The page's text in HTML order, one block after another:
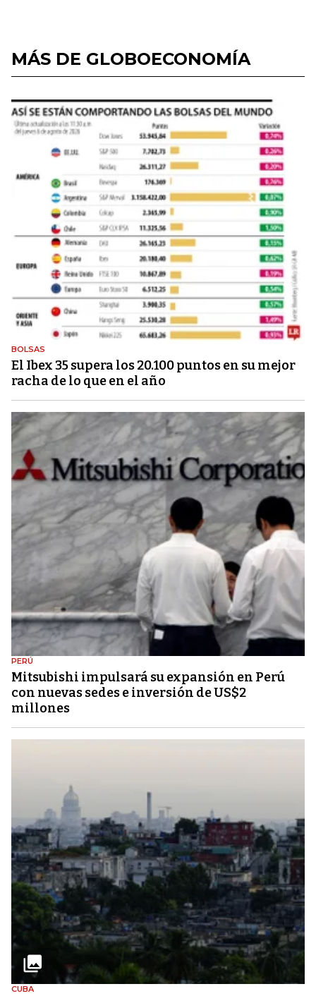
MÁS DE GLOBOECONOMÍA
BOLSAS
El Ibex 35 supera los 20.100 puntos en su mejor
racha de lo que en el año
PERÚ
Mitsubishi impulsará su expansión en Perú
con nuevas sedes e inversión de US$2
millones
CUBA